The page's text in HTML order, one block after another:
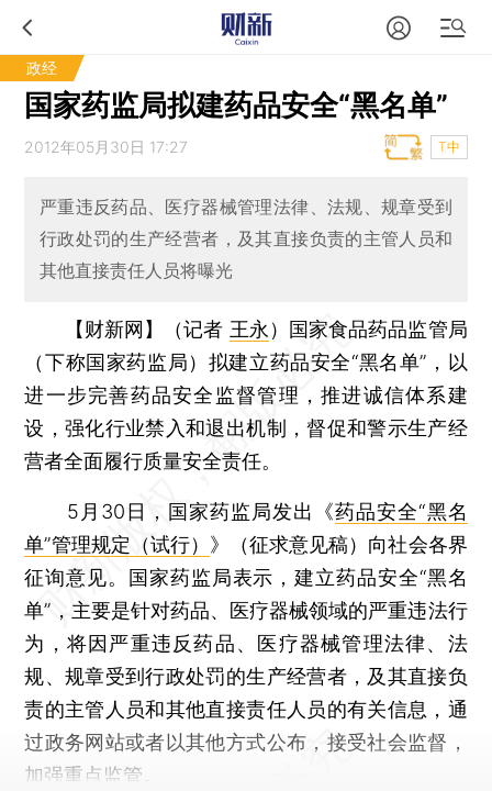
政经
国家药监局拟建药品安全“黑名单”
2012年05月30日 17:27 T中
严重违反药品、医疗器械管理法律、法规、规章受到
行政处罚的生产经营者，及其直接负责的主管人员和
其他直接责任人员将曝光
【财新网】（记者 王永 ）
国家食品药品监管局
（下称国家药监局）拟建立药品安全“黑名单”，以
进一步完善药品安全监督管理，推进诚信体系建
设，强化行业禁入和退出机制，督促和警示生产经
营者全面履行质量安全责任。
5月30日，国家药监局发出《药品安全“黑名
单”管理规定（试行） 》（征求意见稿）向社会各界
征询意见。国家药监局表示，建立药品安全“黑名
单”，主要是针对药品、医疗器械领域的严重违法行
为，将因严重违反药品、医疗器械管理法律、法
规、规章受到行政处罚的生产经营者，及其直接负
责的主管人员和其他直接责任人员的有关信息，通
过政务网站或者以其他方式公布，接受社会监督，
加强重点监管。